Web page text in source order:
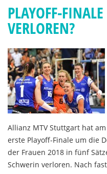
PLAYOFF-
VERLOREN?
Allianz MTV Stuttgart hat
erste Playoff-Finale um die
der Frauen 2018 in fünf
Schwerin verloren. Nach